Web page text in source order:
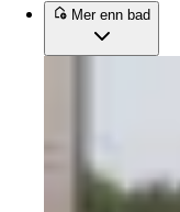
Mer enn bad